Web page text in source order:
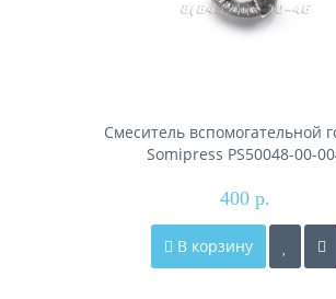
Смеситель вспомогательной
Somipress PS50048-00-
400 р.
В корзину